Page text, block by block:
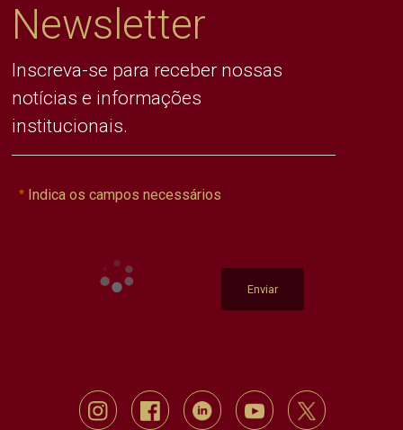
Newsletter
Inscreva-se para receber nossas
notícias e informações
institucionais.
Indica os campos necessários
Enviar